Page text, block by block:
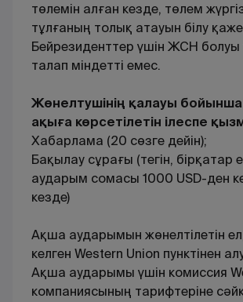
төлемін алған кезде, төлем
тұлғаның толық атауын білу
Бейрезиденттер үшін ЖСН болуы
талап міндетті емес.
Жөнелтушінің қалауы
ақыға көрсетілетін ілеспе
Хабарлама (20 сөзге дейін);
Бақылау сұрағы (тегін, бірқатар
аударым сомасы 1000 USD-ден
кезде)
Ақша аударымын жөнелтілетін
келген Western Union пунктінен
Ақша аударымы үшін комиссия
компаниясының тарифтеріне